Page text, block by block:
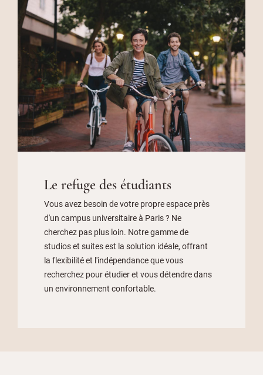
Le refuge des étudiants
Vous avez besoin de votre propre espace près
d'un campus universitaire à Paris ? Ne
cherchez pas plus loin. Notre gamme de
studios et suites est la solution idéale, offrant
la flexibilité et l'indépendance que vous
recherchez pour étudier et vous détendre dans
un environnement confortable.